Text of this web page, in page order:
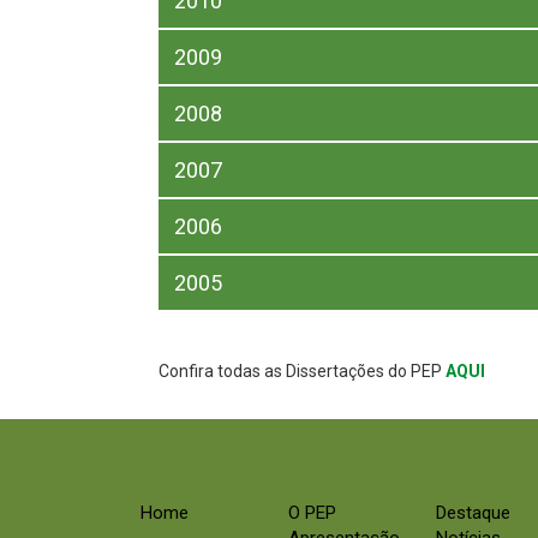
2009
2008
2007
2006
2005
Confira todas as Dissertações do PEP AQUI
Home
O PEP
Destaque